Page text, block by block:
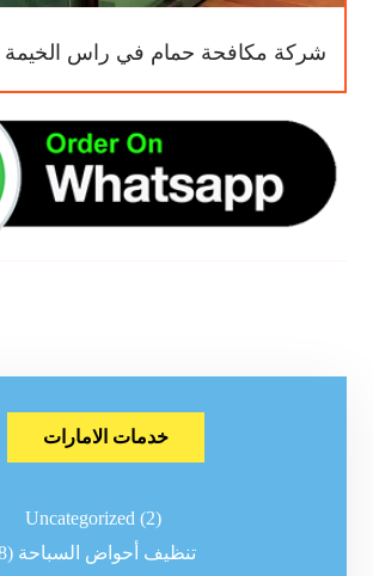
شركة مكافحة حمام في راس الخيمة
خدمات الامارات
Uncategorized (2)
تنظيف أحواض السباحة (8)